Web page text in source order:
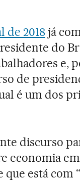
de 2018já
do
e,
de
é um dos
discurso
economia
que está com